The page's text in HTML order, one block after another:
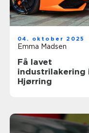
04. oktober 2025
Emma Madsen
Få lavet
industrilakering
Hjørring